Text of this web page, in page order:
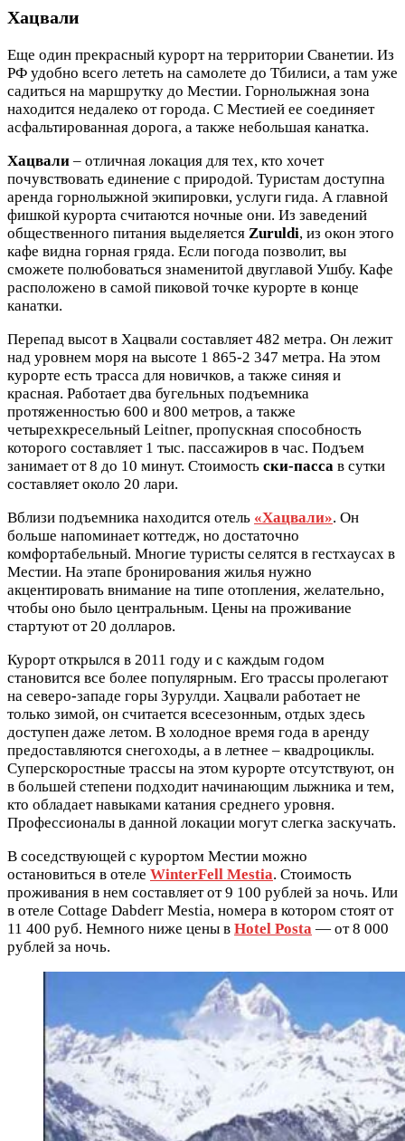
Хацвали
Еще один прекрасный курорт на территории Сванетии. Из
РФ удобно всего лететь на самолете до Тбилиси, а там уже
садиться на маршрутку до Местии. Горнолыжная зона
находится недалеко от города. С Местией ее соединяет
асфальтированная дорога, а также небольшая канатка.
Хацвали – отличная локация для тех, кто хочет
почувствовать единение с природой. Туристам доступна
аренда горнолыжной экипировки, услуги гида. А главной
фишкой курорта считаются ночные они. Из заведений
общественного питания выделяется Zuruldi, из окон этого
кафе видна горная гряда. Если погода позволит, вы
сможете полюбоваться знаменитой двуглавой Ушбу. Кафе
расположено в самой пиковой точке курорте в конце
канатки.
Перепад высот в Хацвали составляет 482 метра. Он лежит
над уровнем моря на высоте 1 865-2 347 метра. На этом
курорте есть трасса для новичков, а также синяя и
красная. Работает два бугельных подъемника
протяженностью 600 и 800 метров, а также
четырехкресельный Leitner, пропускная способность
которого составляет 1 тыс. пассажиров в час. Подъем
занимает от 8 до 10 минут. Стоимость ски-пасса в сутки
составляет около 20 лари.
Вблизи подъемника находится отель «Хацвали». Он
больше напоминает коттедж, но достаточно
комфортабельный. Многие туристы селятся в гестхаусах в
Местии. На этапе бронирования жилья нужно
акцентировать внимание на типе отопления, желательно,
чтобы оно было центральным. Цены на проживание
стартуют от 20 долларов.
Курорт открылся в 2011 году и с каждым годом
становится все более популярным. Его трассы пролегают
на северо-западе горы Зурулди. Хацвали работает не
только зимой, он считается всесезонным, отдых здесь
доступен даже летом. В холодное время года в аренду
предоставляются снегоходы, а в летнее – квадроциклы.
Суперскоростные трассы на этом курорте отсутствуют, он
в большей степени подходит начинающим лыжника и тем,
кто обладает навыками катания среднего уровня.
Профессионалы в данной локации могут слегка заскучать.
В соседствующей с курортом Местии можно
остановиться в отеле WinterFell Mestia. Стоимость
проживания в нем составляет от 9 100 рублей за ночь. Или
в отеле Cottage Dabderr Mestia, номера в котором стоят от
11 400 руб. Немного ниже цены в Hotel Posta — от 8 000
рублей за ночь.